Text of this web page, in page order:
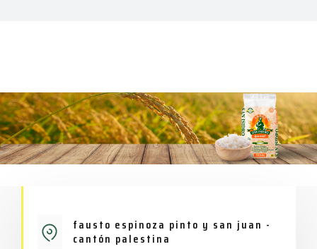
fausto espinoza pinto y san juan -
cantón palestina